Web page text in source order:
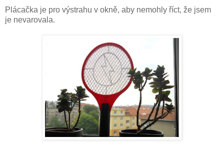
Plácačka je pro výstrahu v okně, aby nemohly říct, že jsem
je nevarovala.